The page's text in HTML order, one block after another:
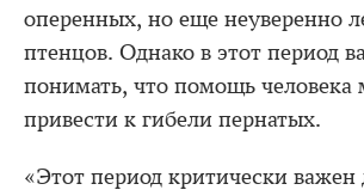
оперенных, но еще неуверенно
птенцов. Однако в этот период
понимать, что помощь человека
привести к гибели пернатых.
«Этот период критически важен